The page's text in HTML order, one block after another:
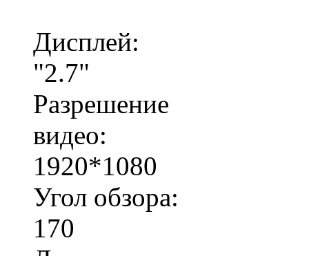
Дисплей:
"2.7"
Разрешение
видео:
1920*1080
Угол обзора:
170